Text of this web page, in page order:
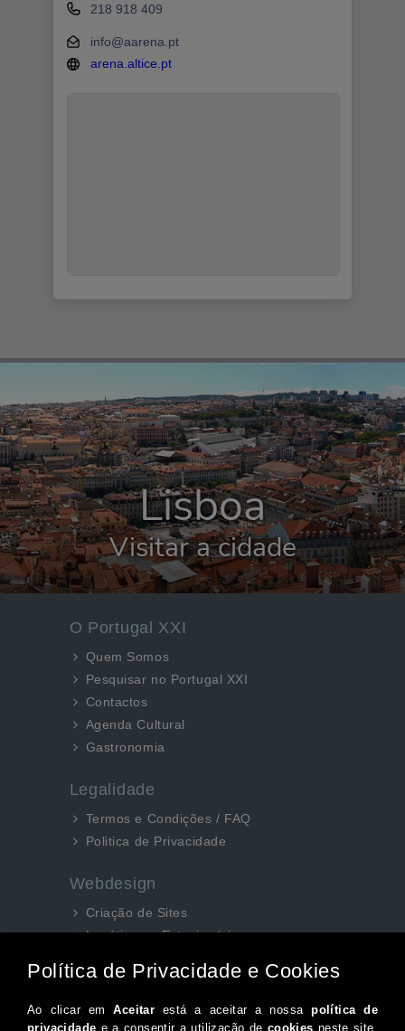
218 918 409
info@aarena.pt
arena.altice.pt
Lisboa
Visitar a cidade
O Portugal XXI
Quem Somos
Pesquisar no Portugal XXI
Contactos
Agenda Cultural
Gastronomia
Legalidade
Termos e Condições / FAQ
Politica de Privacidade
Webdesign
Criação de Sites
Logótipos e Estacionários